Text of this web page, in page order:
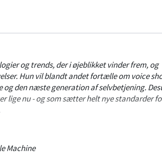
og trends, der i øjeblikket vinder frem, og
Hun vil blandt andet fortælle om voice
den næste generation af selvbetjening.
lige nu - og som sætter helt nye standarder
indenfor digital design og usability. Hun er
Machine